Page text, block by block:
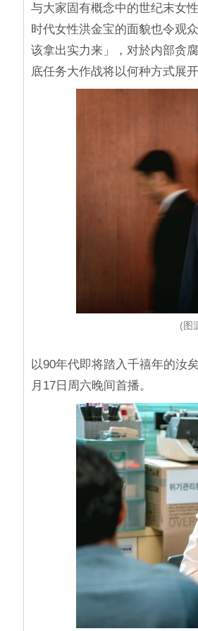
与大家固有概念中的世纪末女
时代女性洪金宝的面貌也令观
该拿出实力来」，对於内部贪
底任务大作战将以何种方式展
(图
以90年代即将踏入千禧年的汝
月17日周六晚间首播。